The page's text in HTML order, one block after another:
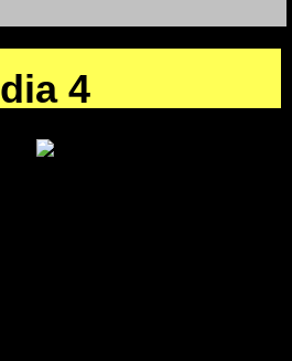
dia 4